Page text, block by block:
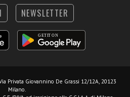
NEWSLETTER
Privata Giovannino De Grassi 12/12A, 20123
Milano.